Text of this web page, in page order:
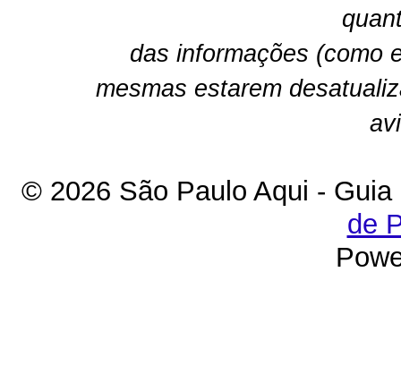
das informações (como
mesmas estarem
© 2026 São Paulo Aqui -
de